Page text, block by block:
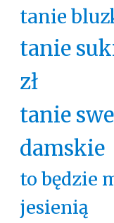
tanie
tanie
zł
tanie
damskie
to będzie
jesienią